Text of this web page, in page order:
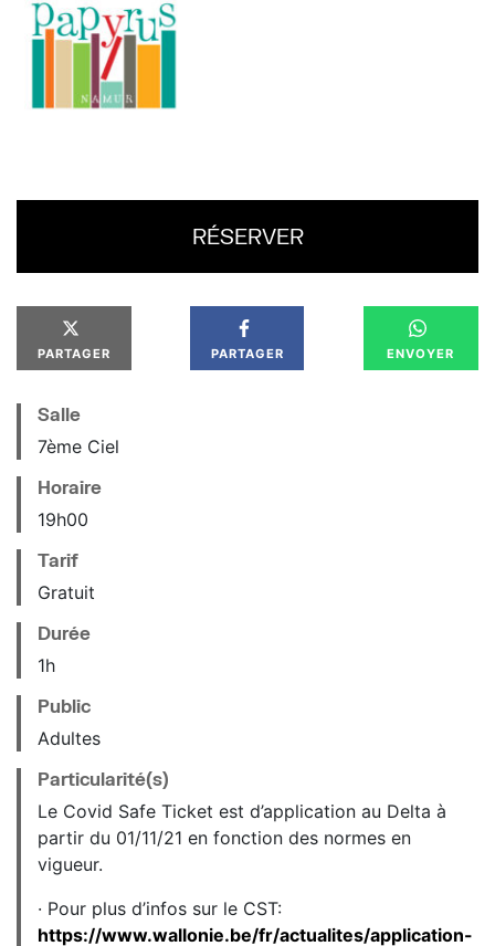
RÉSERVER
PARTAGER PARTAGER ENVOYER
Salle
7ème Ciel
Horaire
19h00
Tarif
Gratuit
Durée
1h
Public
Adultes
Particularité(s)
Le Covid Safe Ticket est d’application au Delta à
partir du 01/11/21 en fonction des normes en
vigueur.
· Pour plus d’infos sur le CST:
https://www.wallonie.be/fr/actualites/application-